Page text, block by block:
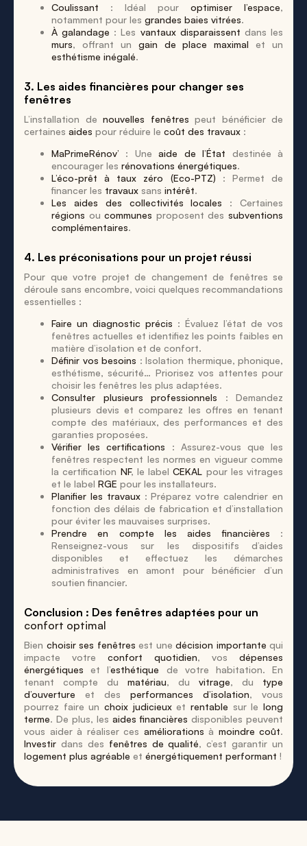
Coulissant : Idéal pour optimiser l’espace,
notamment pour les grandes baies vitrées.
À galandage : Les vantaux disparaissent dans les
murs, offrant un gain de place maximal et un
esthétisme inégalé.
3. Les aides financières pour changer ses
fenêtres
L’installation de nouvelles fenêtres peut bénéficier de
certaines aides pour réduire le coût des travaux :
MaPrimeRénov’ : Uneaide de l’État destinée à
encourager les rénovations énergétiques.
L’éco-prêt à taux zéro (Eco-PTZ) : Permet de
financer les travaux sans intérêt.
Les aides des collectivités locales : Certaines
régions oucommunes proposent dessubventions
complémentaires.
4. Les préconisations pour un projet réussi
Pour que votre projet de changement de fenêtres se
déroule sans encombre, voici quelques recommandations
essentielles :
Faire un diagnostic précis : Évaluez l’état de vos
fenêtres actuelles et identifiez les points faibles en
matière d’isolation et de confort.
Définir vos besoins : Isolation thermique, phonique,
esthétisme, sécurité… Priorisez vos attentes pour
choisir les fenêtres les plus adaptées.
Consulter plusieurs professionnels : Demandez
plusieurs devis et comparez les offres en tenant
compte des matériaux, des performances et des
garanties proposées.
Vérifier les certifications : Assurez-vous que les
fenêtres respectent les normes en vigueur comme
la certification NF, le labelCEKAL pour les vitrages
et le label RGE pour les installateurs.
Planifier les travaux: Préparez votre calendrier en
fonction des délais de fabrication et d’installation
pour éviter les mauvaises surprises.
Prendre en compte les aides financières :
Renseignez-vous sur les dispositifs d’aides
disponibles et effectuez les démarches
administratives en amont pour bénéficier d’un
soutien financier.
Conclusion : Des fenêtres adaptées pour un
confort optimal
Bien choisir ses fenêtres est une décision importante qui
impacte votre confort quotidien, vos dépenses
énergétiques et l’esthétique de votre habitation. En
tenant compte du matériau, du vitrage, du type
d’ouverture et des performances d’isolation, vous
pourrez faire un choix judicieuxetrentable sur lelong
terme. De plus, les aides financières disponibles peuvent
vous aider à réaliser ces améliorations à moindre coût.
Investir dans des fenêtres de qualité, c’est garantir un
logement plus agréable et énergétiquement performant !